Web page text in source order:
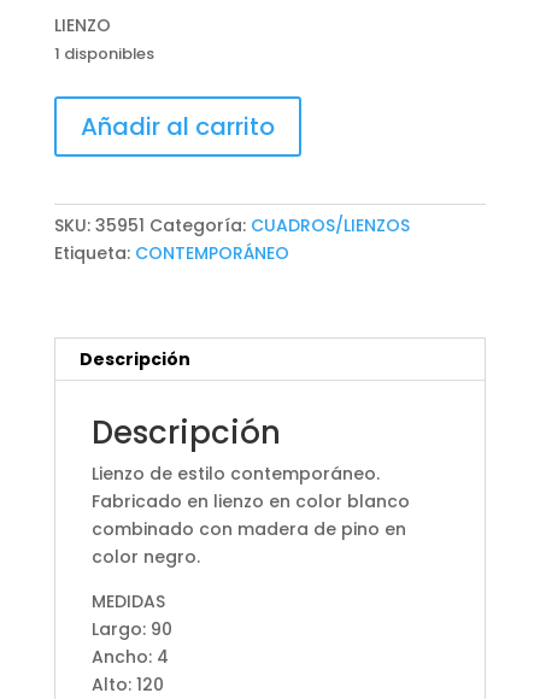
LIENZO
1 disponibles
cantidad
Añadir al carrito
SKU: 35951 Categoría: CUADROS/LIENZOS
Etiqueta: CONTEMPORÁNEO
Descripción
Descripción
Lienzo de estilo contemporáneo.
Fabricado en lienzo en color blanco
combinado con madera de pino en
color negro.
MEDIDAS
Largo: 90
Ancho: 4
Alto: 120